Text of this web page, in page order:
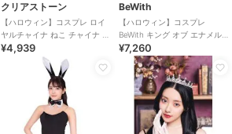
クリアストーン
【ハロウィン】コスプレ ロイ
ヤルチャイナ ねこ チャイナ ビ
ター レディース ブラック
¥4,939
BeWith
【ハロウィン】コスプレ
BeWith キング オブ エナメル
バニーブラック かわいい
¥7,260